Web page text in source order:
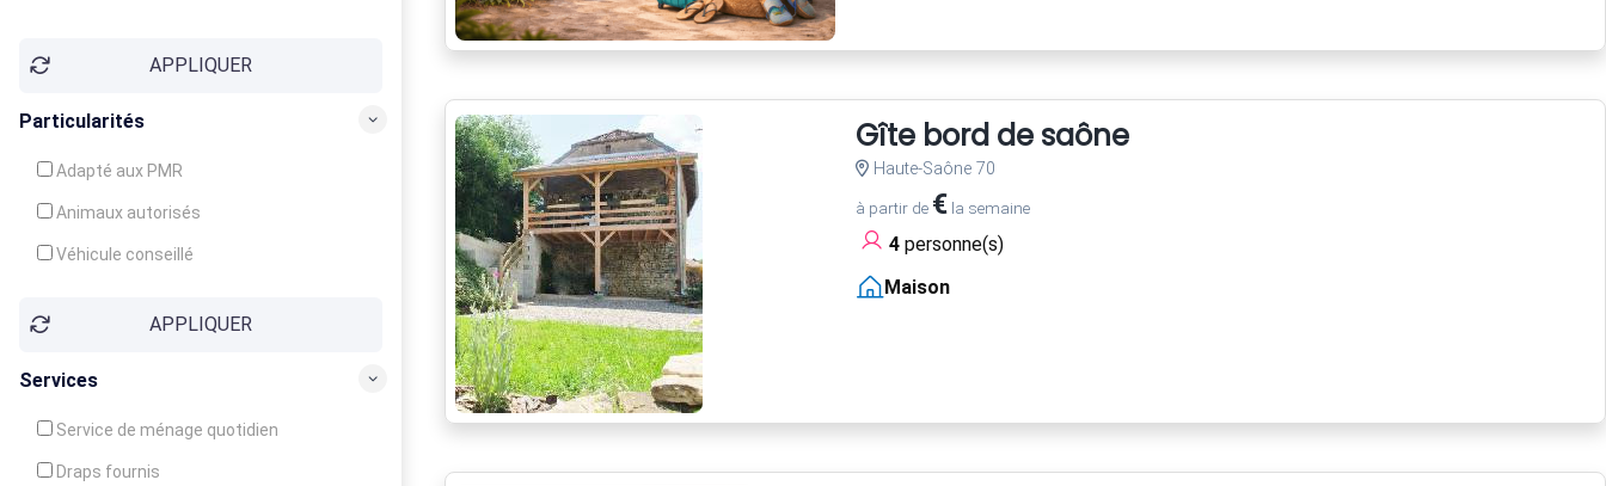
Soins du corpsAPPLIQUER
Particularités
Adapté aux PMR
Animaux autorisés
Véhicule conseillé
APPLIQUER
Services
Service de ménage quotidien
Draps fournis
Gîte bord de saône
Haute-Saône 70
à partir de €la semaine
4personne(s)
Maison